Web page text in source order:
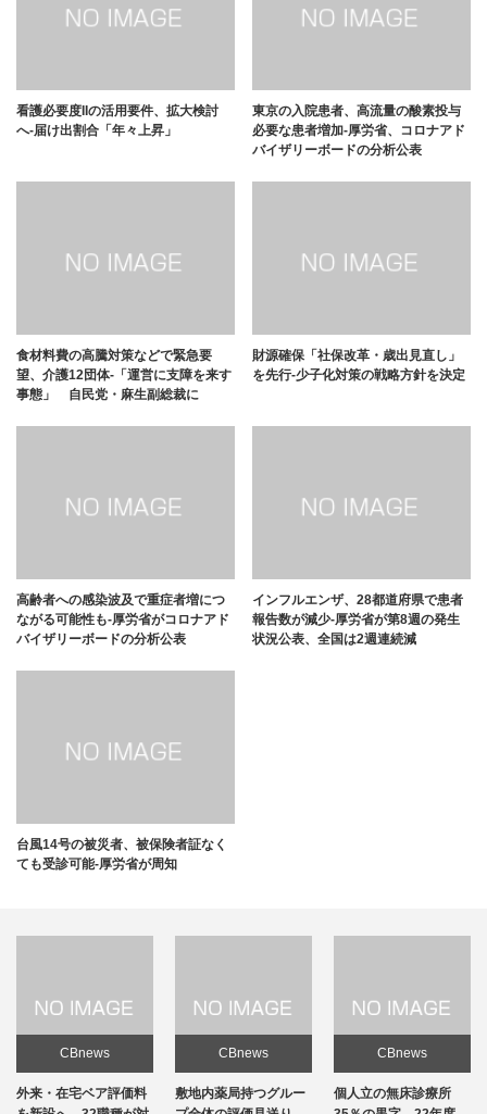
看護必要度IIの活用要件、拡大検討
へ-届け出割合「年々上昇」
東京の入院患者、高流量の酸素投与
必要な患者増加-厚労省、コロナアド
バイザリーボードの分析公表
食材料費の高騰対策などで緊急要
望、介護12団体-「運営に⽀障を来す
事態」 自民党・麻生副総裁に
財源確保「社保改革・歳出見直し」
を先行-少子化対策の戦略方針を決定
高齢者への感染波及で重症者増につ
ながる可能性も-厚労省がコロナアド
バイザリーボードの分析公表
インフルエンザ、28都道府県で患者
報告数が減少-厚労省が第8週の発生
状況公表、全国は2週連続減
台風14号の被災者、被保険者証なく
ても受診可能-厚労省が周知
CBnews
敷地内薬局持つグルー
CBnews
個人立の無床診療所
CBnews
個人立の無床診療所